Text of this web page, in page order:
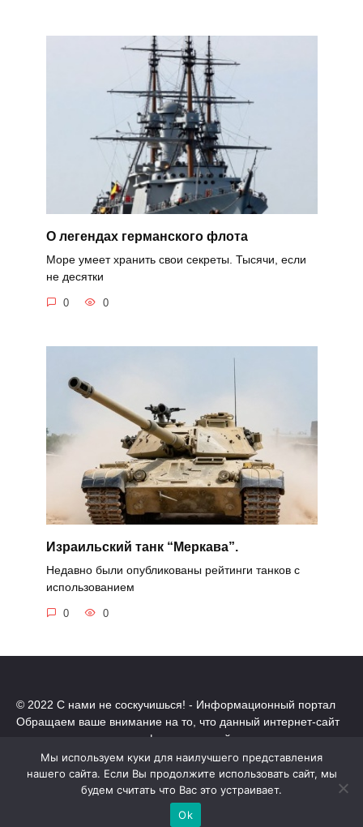
О легендах германского флота
Море умеет хранить свои секреты. Тысячи, если
не десятки
0 0
Израильский танк “Меркава”.
Недавно были опубликованы рейтинги танков с
использованием
0 0
© 2022 С нами не соскучишься! - Информационный портал
Обращаем ваше внимание на то, что данный интернет-сайт
носит исключительно информационный характер.
Все торговые марки принадлежат их владельцам. Все права
защищены.
Политика конфиденциальности
Мы используем куки для наилучшего представления
нашего сайта. Если Вы продолжите использовать сайт, мы
будем считать что Вас это устраивает.
Ok